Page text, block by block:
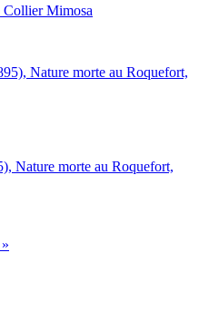
Mimosa
Nature morte au Roquefort,